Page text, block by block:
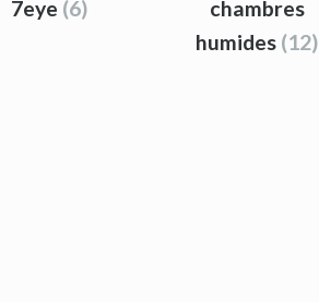
7eye (6)
chambres
humides (12)